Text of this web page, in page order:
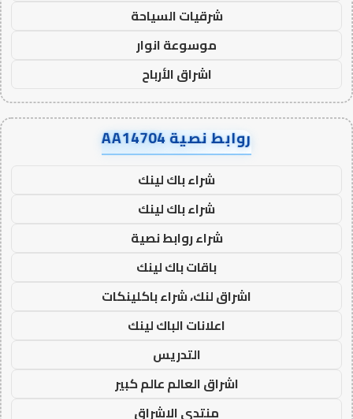
شرقيات السياحة
موسوعة انوار
اشراق الأرباح
روابط نصية AA14704
شراء باك لينك
شراء باك لينك
شراء روابط نصية
باقات باك لينك
اشراق لنك، شراء باكلينكات
اعلانات الباك لينك
التدريس
اشراق العالم عالم كبير
منتدى الاشراق